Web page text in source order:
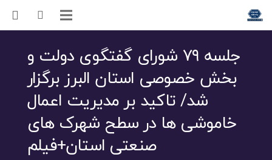
جلسه ۷۹ شورای گفتگوی دولت و
بخش خصوصی استان البرز برگزار
شد/ تاکید بر مدیریت اعمال
خاموشی ها در سطح شهرک های
صنعتی استان+فیلم